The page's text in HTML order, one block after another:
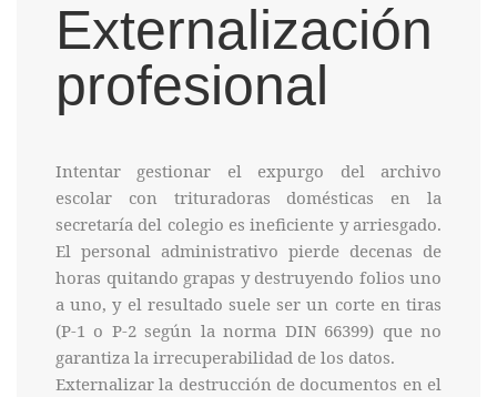
Externalización
profesional
Intentar gestionar el expurgo del archivo
escolar con trituradoras domésticas en la
secretaría del colegio es ineficiente y arriesgado.
El personal administrativo pierde decenas de
horas quitando grapas y destruyendo folios uno
a uno, y el resultado suele ser un corte en tiras
(P-1 o P-2 según la norma DIN 66399) que no
garantiza la irrecuperabilidad de los datos.
Externalizar la destrucción de documentos en el